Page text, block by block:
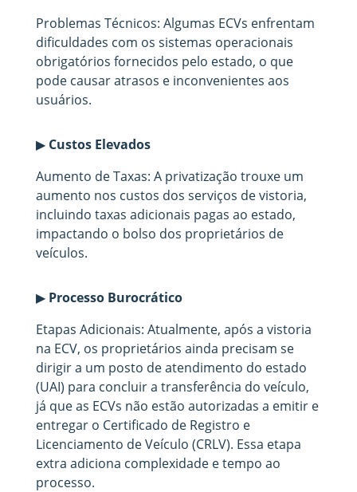
Problemas Técnicos: Algumas ECVs enfrentam
dificuldades com os sistemas operacionais
obrigatórios fornecidos pelo estado, o que
pode causar atrasos e inconvenientes aos
usuários.
▶ Custos Elevados
Aumento de Taxas: A privatização trouxe um
aumento nos custos dos serviços de vistoria,
incluindo taxas adicionais pagas ao estado,
impactando o bolso dos proprietários de
veículos.
▶ Processo Burocrático
Etapas Adicionais: Atualmente, após a vistoria
na ECV, os proprietários ainda precisam se
dirigir a um posto de atendimento do estado
(UAI) para concluir a transferência do veículo,
já que as ECVs não estão autorizadas a emitir e
entregar o Certificado de Registro e
Licenciamento de Veículo (CRLV). Essa etapa
extra adiciona complexidade e tempo ao
processo.